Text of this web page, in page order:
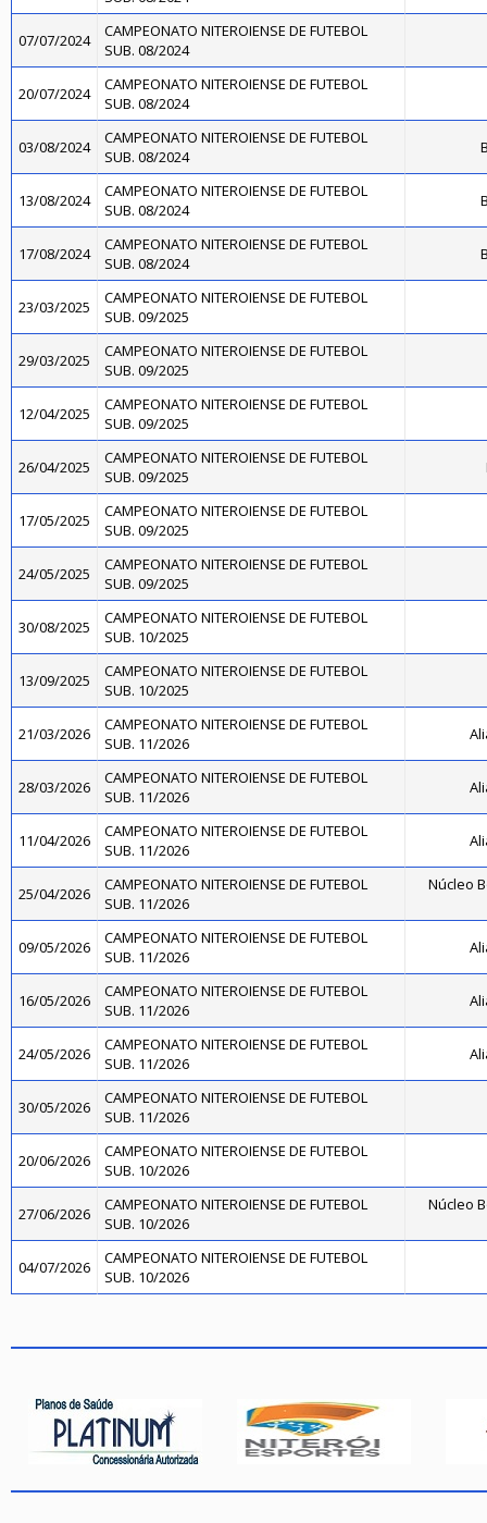
07/07/2024
CAMPEONATO NITEROIENSE DE FUTEBOL
SUB. 08/2024
20/07/2024
CAMPEONATO NITEROIENSE DE FUTEBOL
SUB. 08/2024
03/08/2024
CAMPEONATO NITEROIENSE DE FUTEBOL
SUB. 08/2024
13/08/2024
CAMPEONATO NITEROIENSE DE FUTEBOL
SUB. 08/2024
17/08/2024
CAMPEONATO NITEROIENSE DE FUTEBOL
SUB. 08/2024
23/03/2025
CAMPEONATO NITEROIENSE DE FUTEBOL
SUB. 09/2025
29/03/2025
CAMPEONATO NITEROIENSE DE FUTEBOL
SUB. 09/2025
12/04/2025
CAMPEONATO NITEROIENSE DE FUTEBOL
SUB. 09/2025
26/04/2025
CAMPEONATO NITEROIENSE DE FUTEBOL
SUB. 09/2025
17/05/2025
CAMPEONATO NITEROIENSE DE FUTEBOL
SUB. 09/2025
24/05/2025
CAMPEONATO NITEROIENSE DE FUTEBOL
SUB. 09/2025
30/08/2025
CAMPEONATO NITEROIENSE DE FUTEBOL
SUB. 10/2025
13/09/2025
CAMPEONATO NITEROIENSE DE FUTEBOL
SUB. 10/2025
21/03/2026
CAMPEONATO NITEROIENSE DE FUTEBOL
SUB. 11/2026
28/03/2026
CAMPEONATO NITEROIENSE DE FUTEBOL
SUB. 11/2026
11/04/2026
CAMPEONATO NITEROIENSE DE FUTEBOL
SUB. 11/2026
25/04/2026
CAMPEONATO NITEROIENSE DE FUTEBOL
SUB. 11/2026
Núcleo
09/05/2026
CAMPEONATO NITEROIENSE DE FUTEBOL
SUB. 11/2026
16/05/2026
CAMPEONATO NITEROIENSE DE FUTEBOL
SUB. 11/2026
24/05/2026
CAMPEONATO NITEROIENSE DE FUTEBOL
SUB. 11/2026
30/05/2026
CAMPEONATO NITEROIENSE DE FUTEBOL
SUB. 11/2026
20/06/2026
CAMPEONATO NITEROIENSE DE FUTEBOL
SUB. 10/2026
27/06/2026
CAMPEONATO NITEROIENSE DE FUTEBOL
SUB. 10/2026
Núcleo
04/07/2026
CAMPEONATO NITEROIENSE DE FUTEBOL
SUB. 10/2026